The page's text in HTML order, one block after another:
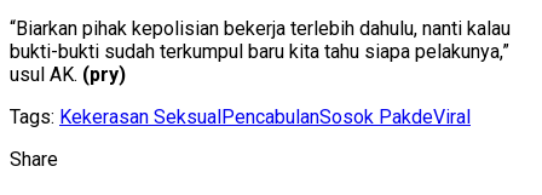
“Biarkan pihak kepolisian bekerja terlebih dahulu, nanti kalau
bukti-bukti sudah terkumpul baru kita tahu siapa pelakunya,”
usul AK. (pry)
Tags: Kekerasan Seksual PencabulanSosok PakdeViral
Share